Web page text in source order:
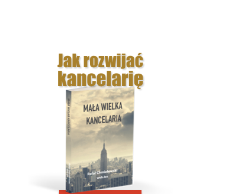
Korzystanie z usług pana Rafała Chmielewskiego,
Ref no. 6
W szczególny sposób cenię otwartość Pana